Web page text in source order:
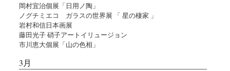
岡村宜治個展「日用ノ陶」
ノグチミエコ ガラスの世界展 「 星の棲家 」
岩村和信日本画展
藤田光子 硝子アートイリュージョン
市川恵大個展「山の色相」
3月